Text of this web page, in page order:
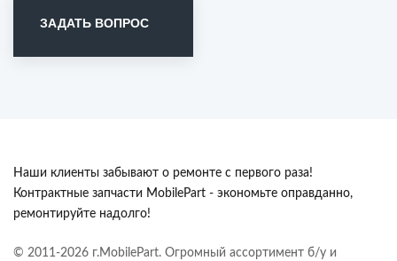
ЗАДАТЬ ВОПРОС
Наши клиенты забывают о ремонте с первого раза!
Контрактные запчасти MobilePart - экономьте оправданно,
ремонтируйте надолго!
© 2011-2026 г.MobilePart. Огромный ассортимент б/у и